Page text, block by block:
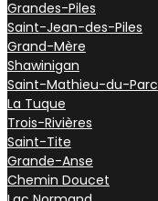
Grandes-Piles
Saint-Jean-des-Piles
Grand-Mère
Shawinigan
Saint-Mathieu-du-Parc
La Tuque
Trois-Rivières
Saint-Tite
Grande-Anse
Chemin Doucet